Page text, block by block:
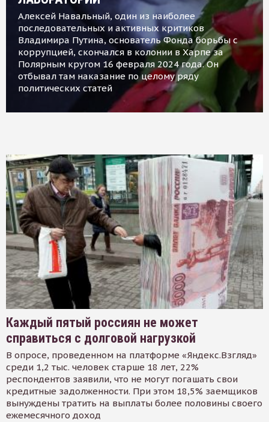
Алексей Навальный, один из наиболее
последовательных и активных критиков
Владимира Путина, основатель Фонда борьбы с
коррупцией, скончался в колонии в Харпе за
Полярным кругом 16 февраля 2024 года. Он
отбывал там наказание по целому ряду
политических статей
Каждый пятый россиян не может
справиться с долговой нагрузкой
В опросе, проведенном на платформе «Яндекс.Взгляд»
среди 1,2 тыс. человек старше 18 лет, 22%
респондентов заявили, что не могут погашать свои
кредитные задолженности. При этом 18,5% заемщиков
вынуждены тратить на выплаты более половины своего
ежемесячного доход